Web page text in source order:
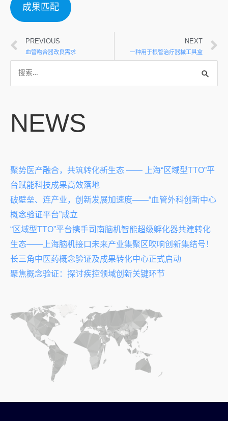
成果匹配
PREVIOUS
血管吻合器改良需求
NEXT
一种用于根管治疗器械工具盒
NEWS
聚势医产融合，共筑转化新生态 —— 上海“区域型TTO”平
台赋能科技成果高效落地
破壁垒、连产业，创新发展加速度——“血管外科创新中心
概念验证平台”成立
“区域型TTO”平台携手司南脑机智能超级孵化器共建转化
生态——上海脑机接口未来产业集聚区吹响创新集结号！
长三角中医药概念验证及成果转化中心正式启动
聚焦概念验证：探讨疾控领域创新关键环节